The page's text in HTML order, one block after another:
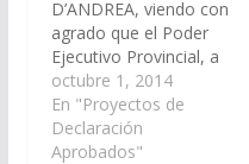
D’ANDREA, viendo con
agrado que el Poder
Ejecutivo Provincial, a
través del Ministerio de
Economía,
Infraestructura y
Servicios Públicos,
octubre 1, 2014
En "Proyectos de
Declaración
Aprobados"